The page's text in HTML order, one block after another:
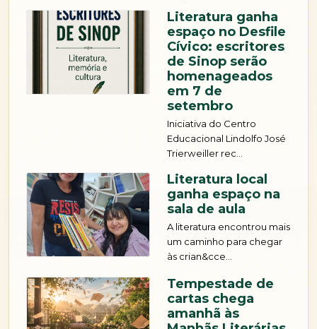
Literatura ganha
espaço no Desfile
Cívico: escritores
de Sinop serão
homenageados
em 7 de
setembro
Educacional Lindolfo José
Trierweiller rec...
Literatura local
ganha espaço na
sala de aula
um caminho para chegar
às crian&cce...
Tempestade de
cartas chega
amanhã às
Manhãs Literárias